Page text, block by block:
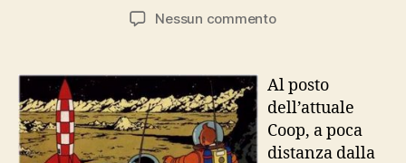
articolo
Nessun commentosu
investigatori
Al posto
dell’attuale
Coop, a poca
distanza dalla